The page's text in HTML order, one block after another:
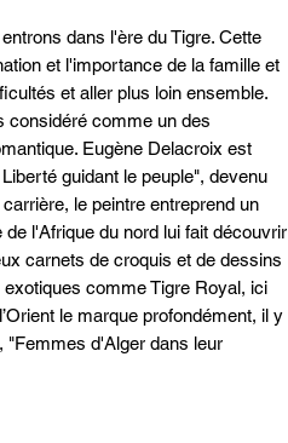
dans l'ère du Tigre. Cette
et l'importance de la famille et
et aller plus loin ensemble.
considéré comme un des
Eugène Delacroix est
guidant le peuple", devenu
le peintre entreprend un
l'Afrique du nord lui fait découvrir
carnets de croquis et de dessins
comme Tigre Royal, ici
le marque profondément, il y
"Femmes d'Alger dans leur